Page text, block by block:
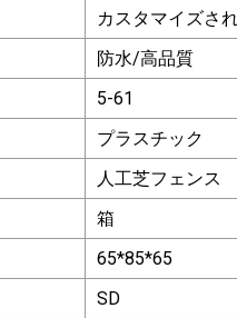
カスタマイズさ
防水/高品質
5-61
プラスチック
人工芝フェンス
箱
65*85*65
SD